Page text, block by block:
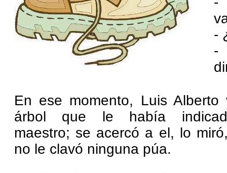
-
-
En ese momento, Luis Alberto
árbol que le había
maestro; se acercó a el, lo
no le clavó ninguna púa.